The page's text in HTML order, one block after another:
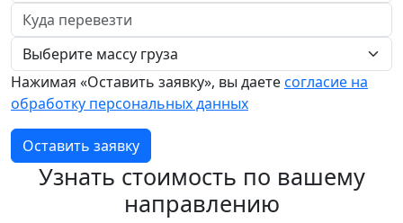
Нажимая «Оставить заявку», вы даетесогласие на
обработку персональных данных
Оставить заявку
Узнать стоимость по вашему
направлению